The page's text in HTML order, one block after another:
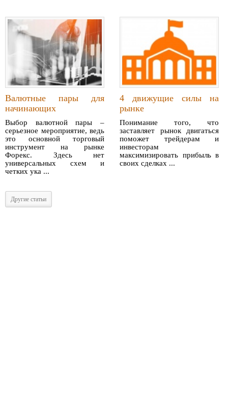
Валютные пары для
начинающих
Выбор валютной пары –
серьезное мероприятие, ведь
это основной торговый
инструмент на рынке
Форекс. Здесь нет
универсальных схем и
четких ука ...
4 движущие силы на
рынке
Понимание того, что
заставляет рынок двигаться
поможет трейдерам и
инвесторам
максимизировать прибыль в
своих сделках ...
Другие статьи